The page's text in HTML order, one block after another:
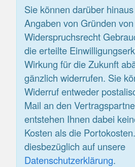
Sie können darüber
Angaben von Gründen
Widerspruchsrecht
die erteilte
Wirkung für die Zukunft
gänzlich widerrufen. Sie
Widerruf entweder
Mail an den
entstehen Ihnen dabei
Kosten als die
diesbezüglich auf unsere
Datenschutzerklärung.